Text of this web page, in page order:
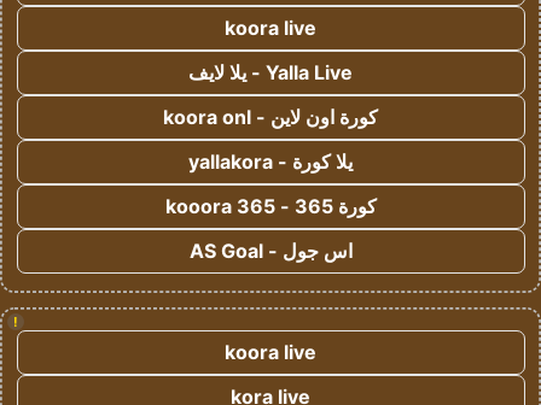
koora live
Yalla Live - يلا لايف
كورة اون لاين - koora onl
يلا كورة - yallakora
كورة 365 - kooora 365
اس جول - AS Goal
!
koora live
kora live